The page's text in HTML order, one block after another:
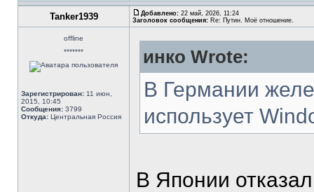
Tanker1939 Добавлено: 22 май, 2026, 11:24
Заголовок сообщения: Re: Путин. Моё отношение.
offline
*******
Зарегистрирован: 11 июн,
2015, 10:45
Сообщения: 3799
Откуда: Центральная Россия
инко Wrote:
В Германии
использует
В Японии